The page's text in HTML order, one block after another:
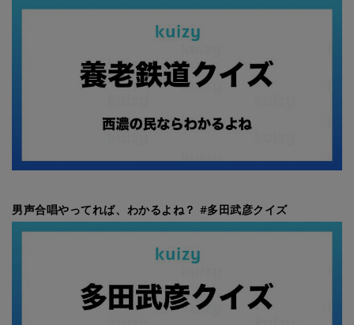
男声合唱やってれば、わかるよね？ #多田武彦クイズ